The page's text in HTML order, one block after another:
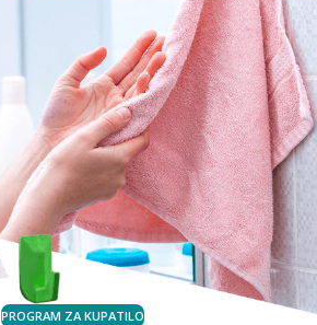
PROGRAM ZA KUPATILO